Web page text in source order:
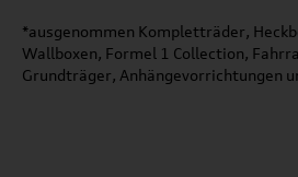
*ausgenommen Kompletträder,
Wallboxen, Formel 1 Collection,
Grundträger, Anhängevorrichtungen